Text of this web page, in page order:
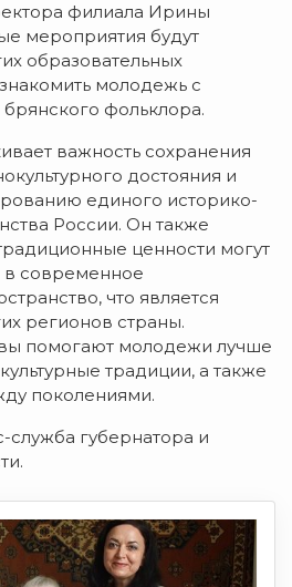
филиала Ирины
мероприятия будут
образовательных
молодежь с
фольклора.
важность сохранения
достояния и
единого историко-
России. Он также
ценности могут
в современное
что является
регионов страны.
помогают молодежи лучше
традиции, а также
поколениями.
губернатора и